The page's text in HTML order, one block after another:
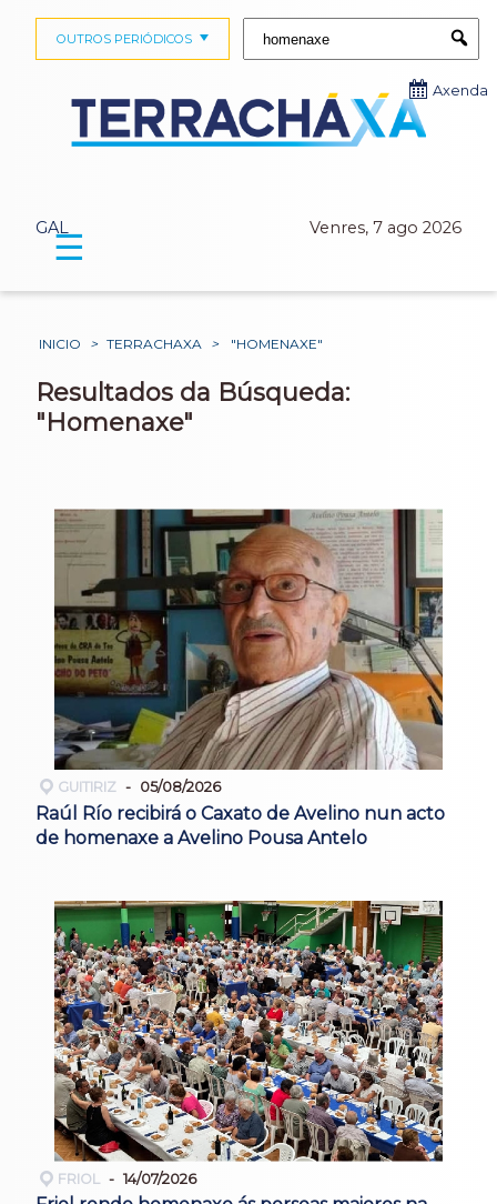
GAL Venres, 7 ago 2026
OUTROS PERIÓDICOS
Axenda
☰
INICIO > TERRACHAXA > "HOMENAXE"
Resultados da Búsqueda:
"Homenaxe"
GUITIRIZ 05/08/2026
Raúl Río recibirá o Caxato de Avelino nun acto
de homenaxe a Avelino Pousa Antelo
FRIOL 14/07/2026